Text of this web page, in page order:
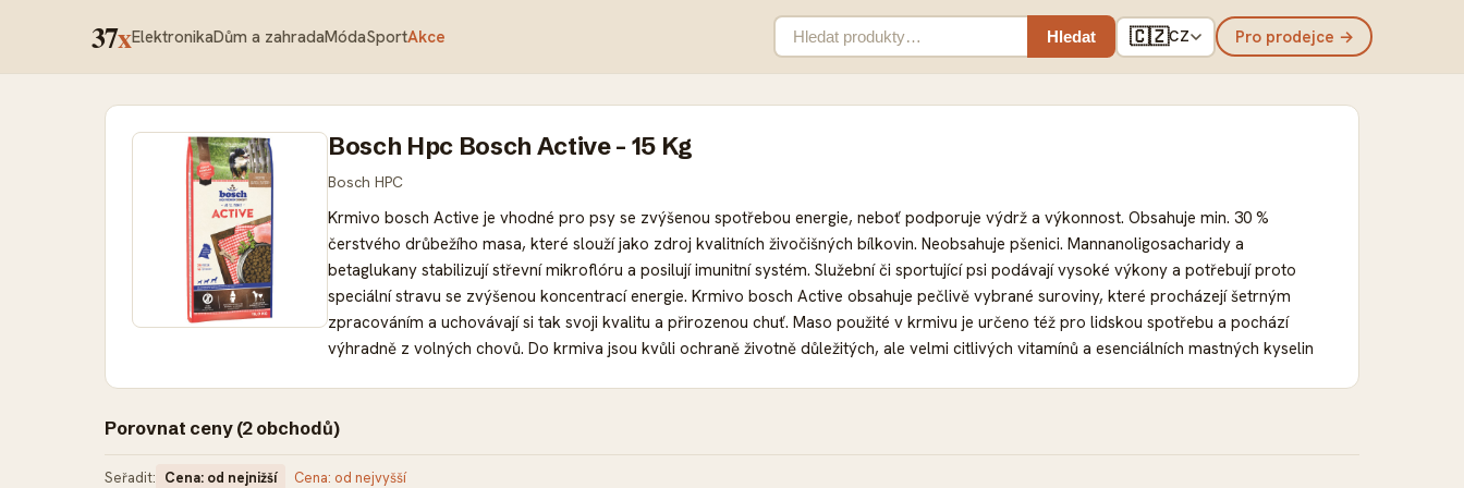
37xElektronikaDům a zahradaMódaSportAkce Hledat 🇨🇿CZ Pro prodejce →
Bosch Hpc Bosch Active - 15 Kg
Bosch HPC
Krmivo bosch Active je vhodné pro psy se zvýšenou spotřebou energie, neboť podporuje výdrž a výkonnost. Obsahuje min. 30 %
čerstvého drůbežího masa, které slouží jako zdroj kvalitních živočišných bílkovin. Neobsahuje pšenici. Mannanoligosacharidy a
betaglukany stabilizují střevní mikroflóru a posilují imunitní systém. Služební či sportující psi podávají vysoké výkony a potřebují proto
speciální stravu se zvýšenou koncentrací energie. Krmivo bosch Active obsahuje pečlivě vybrané suroviny, které procházejí šetrným
zpracováním a uchovávají si tak svoji kvalitu a přirozenou chuť. Maso použité v krmivu je určeno též pro lidskou spotřebu a pochází
výhradně z volných chovů. Do krmiva jsou kvůli ochraně životně důležitých, ale velmi citlivých vitamínů a esenciálních mastných kyselin
podávající vysoké výkony: zvýšená koncentrace energie pro výdrž a zvýšenou výkonnost, pro služební či sportující psy min. 30 %
čerstvého drůbežího masa: kvalitní zdroj živočišných bílkovin bez pšenice: zcela bez pšenice a pšeničné mouky mannanoligosacharidy a
betaglukany: stabilizují střevní mikroflóru, posilují imunitní sytém, zvyšují odolnost proti stresu, pro dobrou kondici výtažek ze slávky
Porovnat ceny (2 obchodů)
Seřadit: Cena: od nejnižší Cena: od nejvyšší